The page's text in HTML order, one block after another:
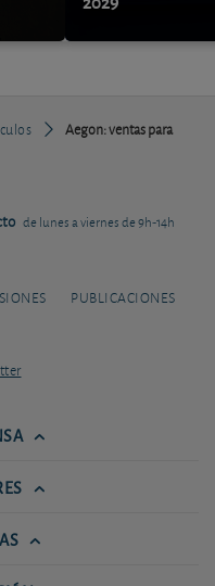
Aegon: ventas para
de lunes a viernes de 9h-14h
PUBLICACIONES